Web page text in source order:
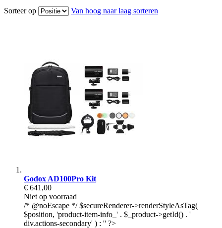
Sorteer op Van hoog naar laag sorteren
Godox AD100Pro Kit
€ 641,00
Niet op voorraad
/* @noEscape */ $secureRenderer->renderStyleAsTag(
$position, 'product-item-info_' . $_product->getId() . '
div.actions-secondary' ) : '' ?>